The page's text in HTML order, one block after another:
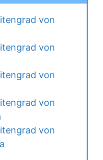
von
von
von
von
von